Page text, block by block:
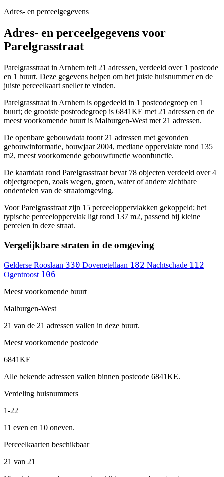
Adres- en perceelgegevens
Adres- en perceelgegevens voor
Parelgrasstraat
Parelgrasstraat in Arnhem telt 21 adressen, verdeeld over 1 postcode
en 1 buurt. Deze gegevens helpen om het juiste huisnummer en de
juiste perceelkaart sneller te vinden.
Parelgrasstraat in Arnhem is opgedeeld in 1 postcodegroep en 1
buurt; de grootste postcodegroep is 6841KE met 21 adressen en de
meest voorkomende buurt is Malburgen-West met 21 adressen.
De openbare gebouwdata toont 21 adressen met gevonden
gebouwinformatie, bouwjaar 2004, mediane oppervlakte rond 135
m2, meest voorkomende gebouwfunctie woonfunctie.
De kaartdata rond Parelgrasstraat bevat 78 objecten verdeeld over 4
objectgroepen, zoals wegen, groen, water of andere zichtbare
onderdelen van de straatomgeving.
Voor Parelgrasstraat zijn 15 perceeloppervlakken gekoppeld; het
typische perceeloppervlak ligt rond 137 m2, passend bij kleine
percelen in deze straat.
Vergelijkbare straten in de omgeving
Gelderse Rooslaan 330 Dovenetellaan 182 Nachtschade 112
Ogentroost 106
Meest voorkomende buurt
Malburgen-West
21 van de 21 adressen vallen in deze buurt.
Meest voorkomende postcode
6841KE
Alle bekende adressen vallen binnen postcode 6841KE.
Verdeling huisnummers
1-22
11 even en 10 oneven.
Perceelkaarten beschikbaar
21 van 21